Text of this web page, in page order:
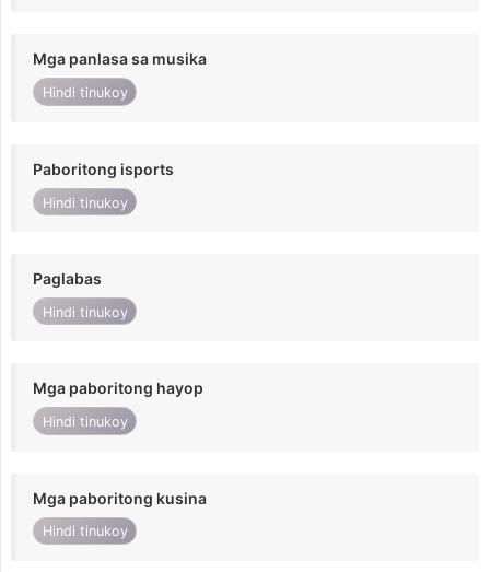
Mga panlasa sa musika
Hindi tinukoy
Paboritong isports
Hindi tinukoy
Paglabas
Hindi tinukoy
Mga paboritong hayop
Hindi tinukoy
Mga paboritong kusina
Hindi tinukoy